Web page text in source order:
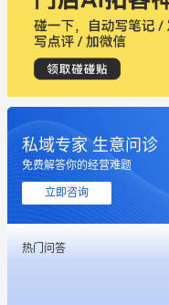
私域专家 生意问诊
免费解答你的经营难题
立即咨询
热门问答
这个营销策划
用有赞就能在
餐饮也得靠私